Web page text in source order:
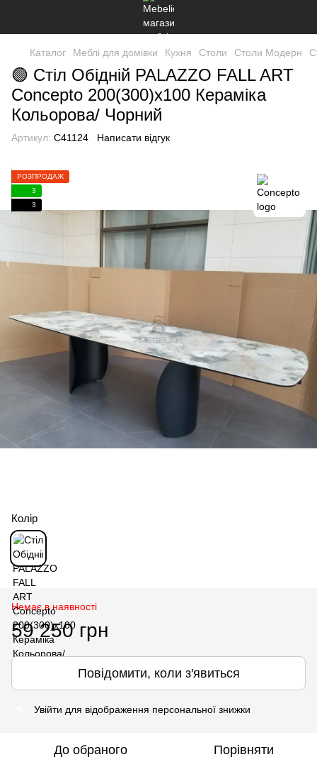
Каталог Меблі для домівки Кухня Столи Столи Модерн
🟢 Стіл Обідній PALAZZO FALL ART
Concepto 200(300)x100 Кераміка
Кольорова/ Чорний
Артикул: C41124 Написати відгук
РОЗПРОДАЖ
3
3
Колір
Немає в наявності
59 250 грн
Повідомити, коли з'явиться
Увійти для відображення персональної знижки
До обраного Порівняти